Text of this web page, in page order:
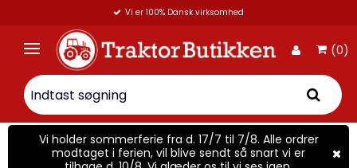
Vi er 100% Dansk virksomhed
(0)
Vi holder sommerferie fra d. 17/7 til 7/8. Alle ordrer
modtaget i ferien, vil blive sendt så snart vi er